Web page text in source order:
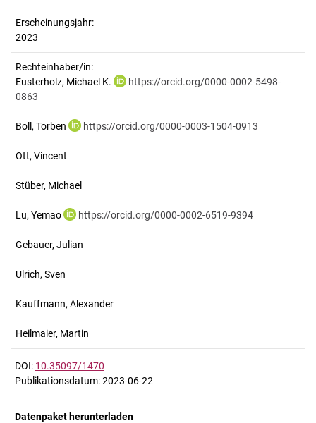
Erscheinungsjahr:
2023
Rechteinhaber/in:
Eusterholz, Michael K.
https://orcid.org/0000-0002-5498-
0863
Boll, Torben https://orcid.org/0000-0003-1504-0913
Ott, Vincent
Stüber, Michael
Lu, Yemao https://orcid.org/0000-0002-6519-9394
Gebauer, Julian
Ulrich, Sven
Kauffmann, Alexander
Heilmaier, Martin
DOI: 10.35097/1470
Publikationsdatum: 2023-06-22
Datenpaket herunterladen